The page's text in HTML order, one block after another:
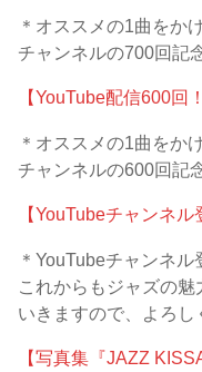
＊オススメの1曲をか
チャンネルの700回記
【YouTube配信600回
＊オススメの1曲をか
チャンネルの600回記
【YouTubeチャンネ
＊YouTubeチャンネ
これからもジャズの
いきますので、よろし
【写真集『JAZZ